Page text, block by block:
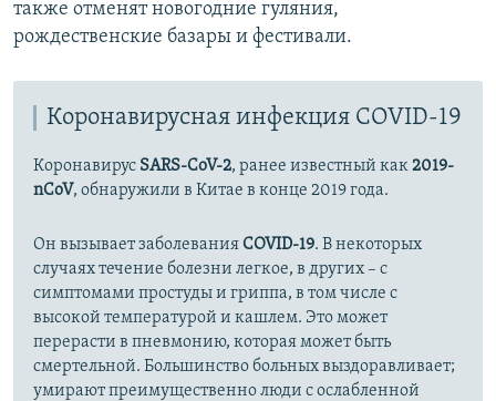
также отменят новогодние гуляния,
рождественские базары и фестивали.
Коронавирусная инфекция COVID-19
Коронавирус SARS-CoV-2, ранее известный как2019-
nCoV, обнаружили в Китае в конце 2019 года.
Он вызывает заболеванияCOVID-19. В некоторых
случаях течение болезни легкое, в других – с
симптомами простуды и гриппа, в том числе с
высокой температурой и кашлем. Это может
перерасти в пневмонию, которая может быть
смертельной. Большинство больных выздоравливает;
умирают преимущественно люди с ослабленной